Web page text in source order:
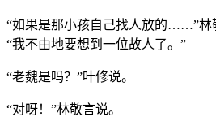
“如果是那小孩自己找人放的……”林
“我不由地要想到一位故人了。”
“老魏是吗？”叶修说。
“对呀！”林敬言说。